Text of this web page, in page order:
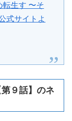
転生す 〜そ
式サイトよ
９話】のネ